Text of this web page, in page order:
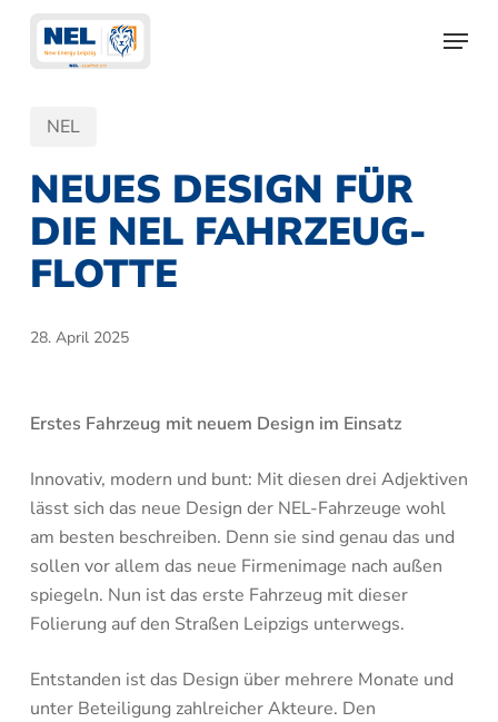
Menu
NEL
NEUES DESIGN FÜR
DIE NEL FAHRZEUG-
FLOTTE
28. April 2025
Erstes Fahrzeug mit neuem Design im Einsatz
Innovativ, modern und bunt: Mit diesen drei Adjektiven
lässt sich das neue Design der NEL-Fahrzeuge wohl
am besten beschreiben. Denn sie sind genau das und
sollen vor allem das neue Firmenimage nach außen
spiegeln. Nun ist das erste Fahrzeug mit dieser
Folierung auf den Straßen Leipzigs unterwegs.
Entstanden ist das Design über mehrere Monate und
unter Beteiligung zahlreicher Akteure. Den